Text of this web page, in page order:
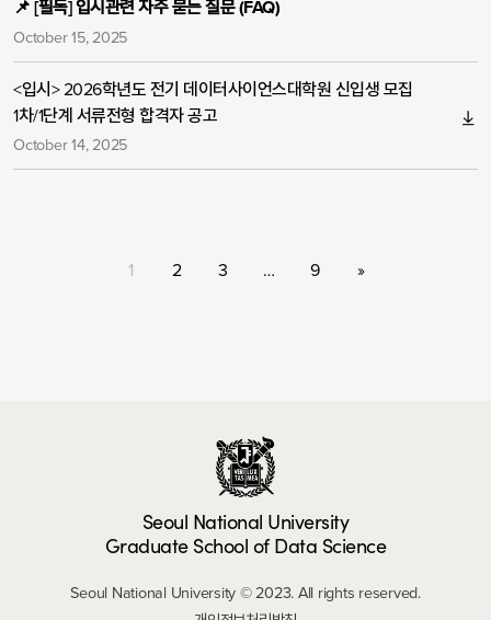
📌 [필독] 입시관련 자주 묻는 질문 (FAQ)
October 15, 2025
<입시> 2026학년도 전기 데이터사이언스대학원 신입생 모집
1차/1단계 서류전형 합격자 공고
October 14, 2025
1 2 3 … 9 »
Seoul National University
Graduate School of Data Science
Seoul National University © 2023. All rights reserved.